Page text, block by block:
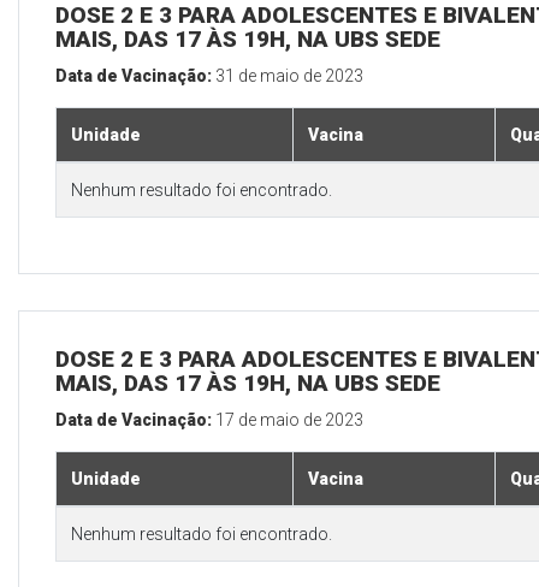
DOSE 2 E 3 PARA ADOLESCENTES E
MAIS, DAS 17 ÀS 19H, NA UBS SEDE
Data de Vacinação: 31 de maio de 2023
Unidade Vacina
Nenhum resultado foi encontrado.
DOSE 2 E 3 PARA ADOLESCENTES E
MAIS, DAS 17 ÀS 19H, NA UBS SEDE
Data de Vacinação: 17 de maio de 2023
Unidade Vacina
Nenhum resultado foi encontrado.